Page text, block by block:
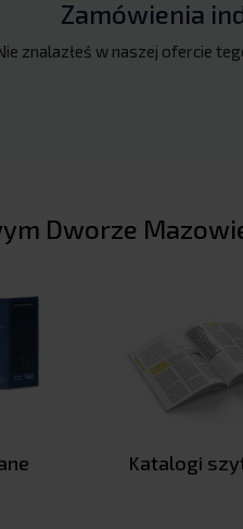
Zamówienia
znalazłeś w naszej ofercie
Dworze
Katalogi